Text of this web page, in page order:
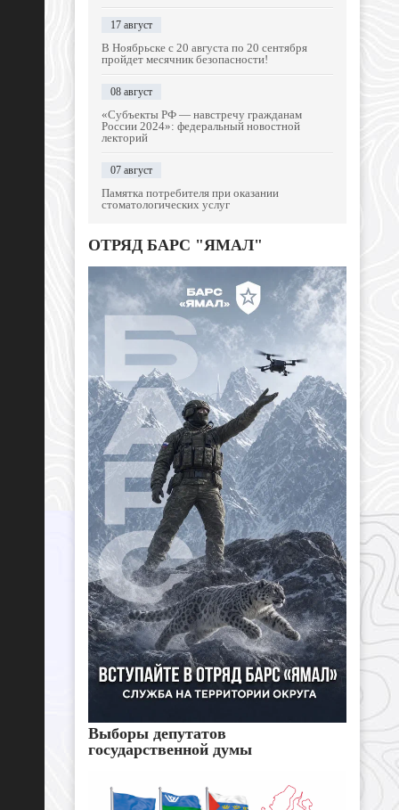
17 август
В Ноябрьске с 20 августа по 20 сентября
пройдет месячник безопасности!
08 август
«Субъекты РФ — навстречу гражданам
России 2024»: федеральный новостной
лекторий
07 август
Памятка потребителя при оказании
стоматологических услуг
ОТРЯД БАРС "ЯМАЛ"
Выборы депутатов
государственной думы